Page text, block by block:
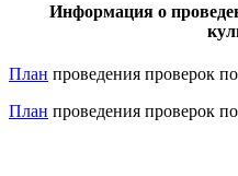
Информация о
План проведения проверок
План проведения проверок